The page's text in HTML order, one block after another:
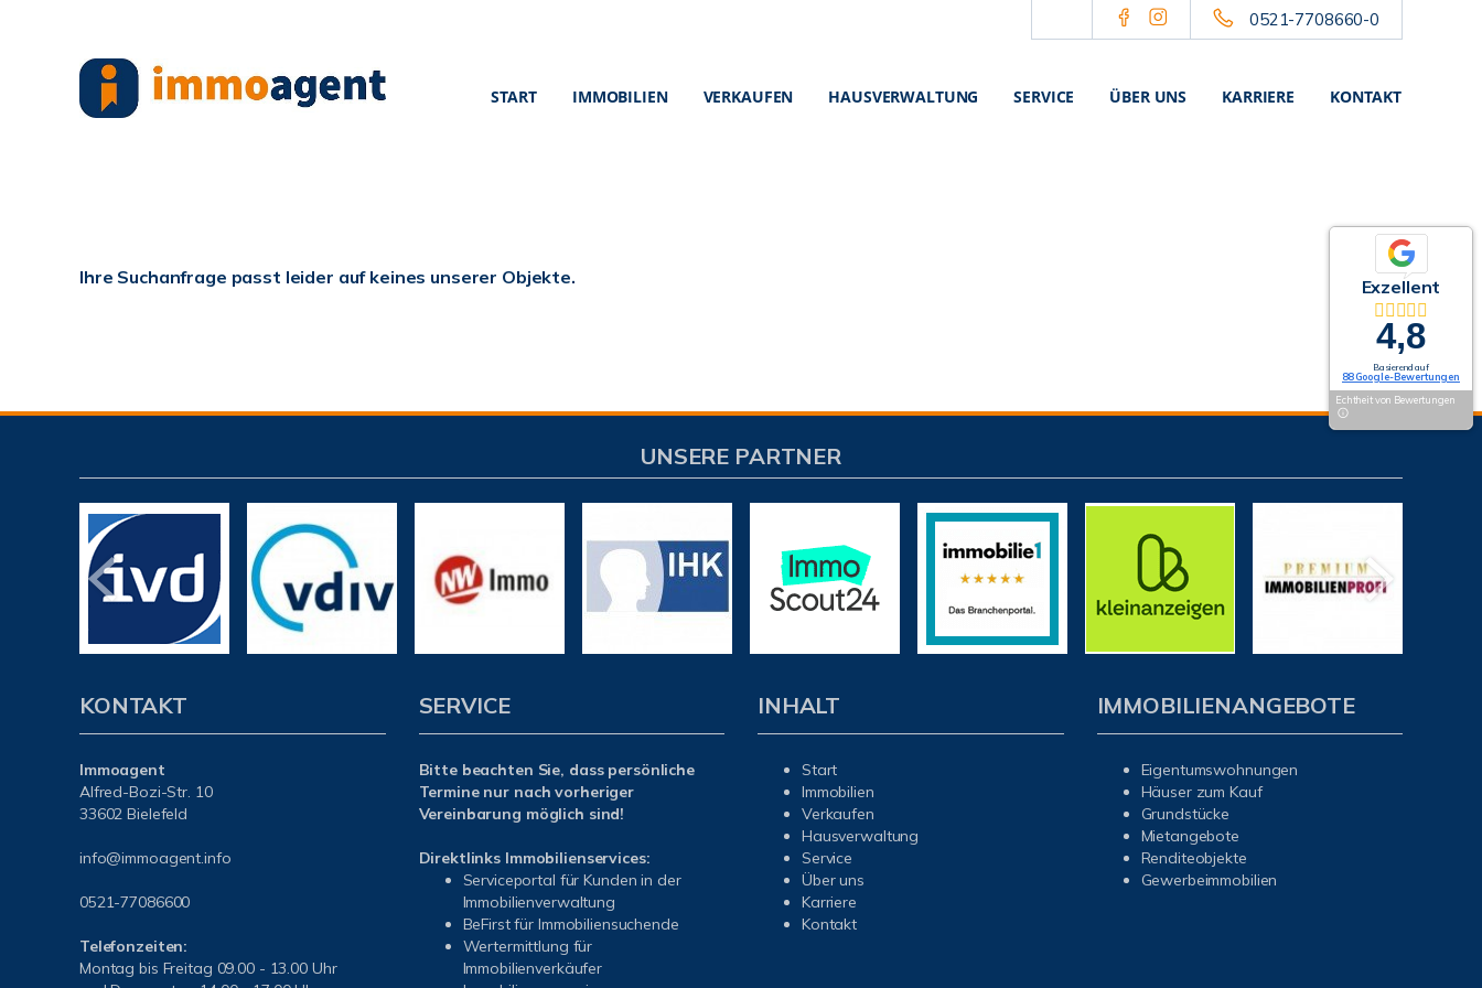
0521-7708660-0
START IMMOBILIEN VERKAUFEN HAUSVERWALTUNG SERVICE ÜBER UNS KARRIERE KONTAKT
Ihre Suchanfrage passt leider auf keines unserer Objekte. Exzellent
4,8
Basierend auf
88 Google-Bewertungen
Echtheit von Bewertungen
UNSERE PARTNER
KONTAKT
Immoagent
Alfred-Bozi-Str. 10
33602 Bielefeld
info@immoagent.info
0521-77086600
Telefonzeiten:
Montag bis Freitag 09.00 - 13.00 Uhr
SERVICE
Bitte beachten Sie, dass persönliche
Termine nur nach vorheriger
Vereinbarung möglich sind!
Direktlinks Immobilienservices:
Serviceportal für Kunden in der
Immobilienverwaltung
BeFirst für Immobiliensuchende
Wertermittlung für
Immobilienverkäufer
INHALT
Start
Immobilien
Verkaufen
Hausverwaltung
Service
Über uns
Karriere
Kontakt
IMMOBILIENANGEBOTE
Eigentumswohnungen
Häuser zum Kauf
Grundstücke
Mietangebote
Renditeobjekte
Gewerbeimmobilien